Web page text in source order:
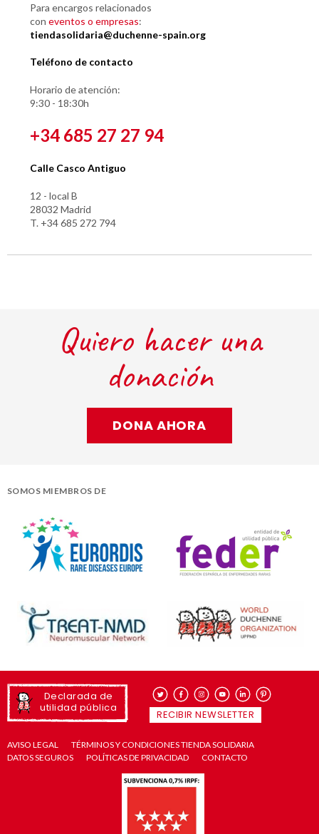
Para encargos relacionados
con eventos o empresas:
tiendasolidaria@duchenne-spain.org
Teléfono de contacto
Horario de atención:
9:30 - 18:30h
+34 685 27 27 94
Calle Casco Antiguo
12 - local B
28032 Madrid
T. +34 685 272 794
Quiero hacer una
donación
DONA AHORA
SOMOS MIEMBROS DE
Declarada de
utilidad pública
RECIBIR NEWSLETTER
AVISO LEGAL
TÉRMINOS Y CONDICIONES TIENDA SOLIDARIA
DATOS SEGUROS
POLÍTICAS DE PRIVACIDAD CONTACTO